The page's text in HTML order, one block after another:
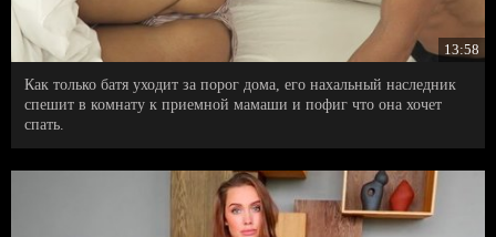
13:58
Как только батя уходит за порог дома, его нахальный наследник
спешит в комнату к приемной мамаши и пофиг что она хочет
спать.